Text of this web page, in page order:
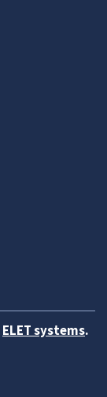
ELET systems.